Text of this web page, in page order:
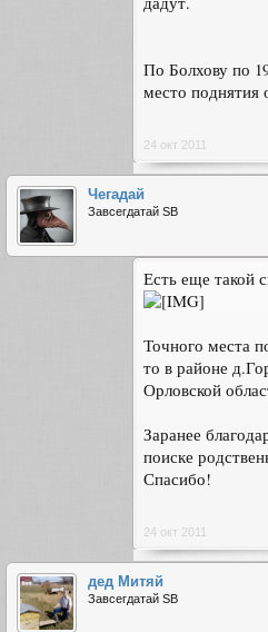
По Болхову по
место поднятия
24 окт 2011
Чегадай
Завсегдатай SB
Есть еще такой
Точного места
то в районе
Орловской
Заранее
поиске
Спасибо!
24 окт 2011
дед Митяй
Завсегдатай SB